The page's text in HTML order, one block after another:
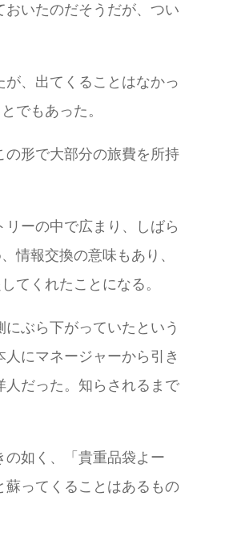
いたのだそうだが、つい
、出てくることはなかっ
でもあった。
形で大部分の旅費を所持
ーの中で広まり、しばら
情報交換の意味もあり、
てくれたことになる。
ぶら下がっていたという
にマネージャーから引き
だった。知らされるまで
如く、「貴重品袋よー
ってくることはあるもの